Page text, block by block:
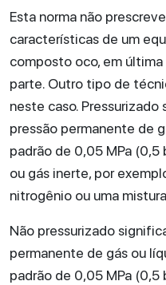
Esta norma não
características de um
composto oco, em
parte. Outro tipo de
neste caso.
pressão permanente de
padrão de 0,05 MPa (0,5
ou gás inerte, por
nitrogênio ou uma
Não pressurizado
permanente de gás ou
padrão de 0,05 MPa